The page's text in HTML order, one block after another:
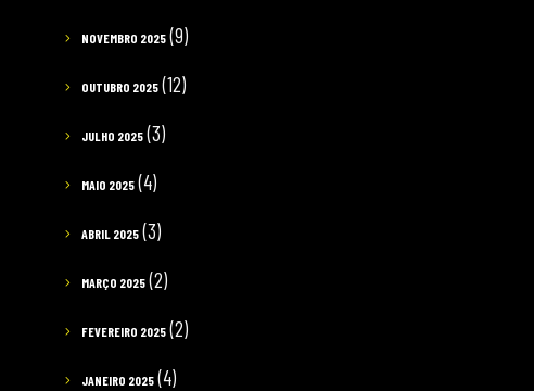
NOVEMBRO 2025 (9)
OUTUBRO 2025 (12)
JULHO 2025 (3)
MAIO 2025 (4)
ABRIL 2025 (3)
MARÇO 2025 (2)
FEVEREIRO 2025 (2)
JANEIRO 2025 (4)